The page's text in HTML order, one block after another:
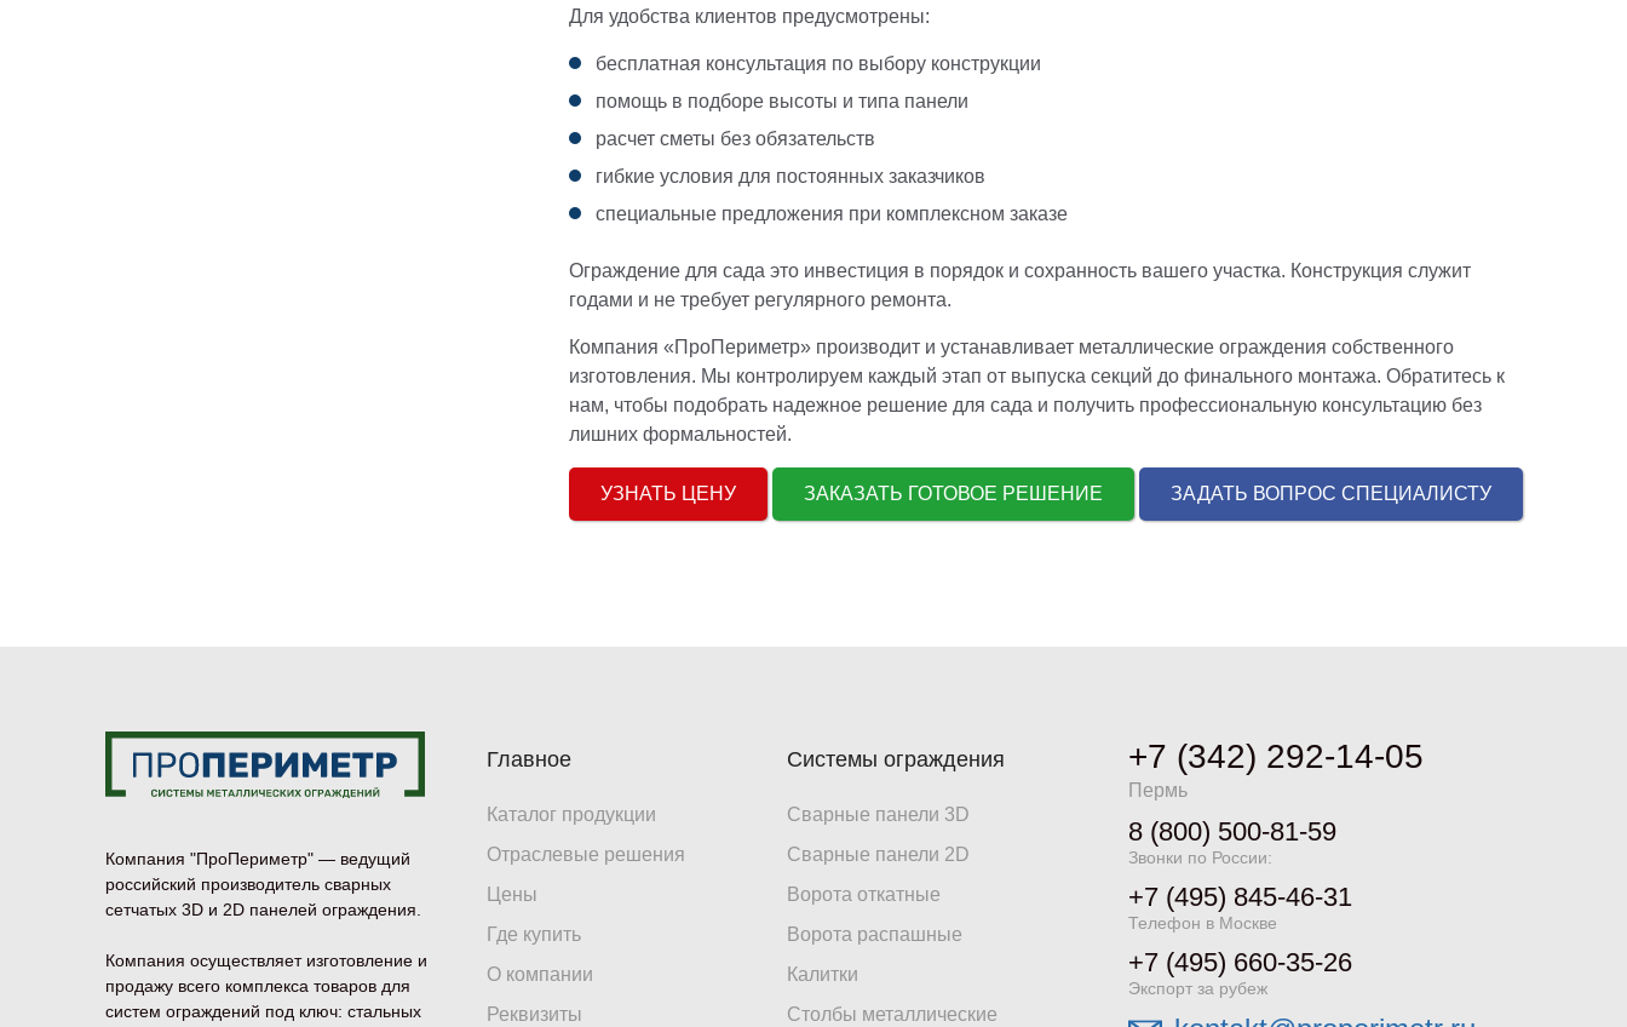
Для удобства клиентов предусмотрены:
бесплатная консультация по выбору конструкции
помощь в подборе высоты и типа панели
расчет сметы без обязательств
гибкие условия для постоянных заказчиков
специальные предложения при комплексном заказе
Ограждение для сада это инвестиция в порядок и сохранность вашего участка. Конструкция служит
годами и не требует регулярного ремонта.
Компания «ПроПериметр» производит и устанавливает металлические ограждения собственного
изготовления. Мы контролируем каждый этап от выпуска секций до финального монтажа. Обратитесь к
нам, чтобы подобрать надежное решение для сада и получить профессиональную консультацию без
лишних формальностей.
УЗНАТЬ ЦЕНУ ЗАКАЗАТЬ ГОТОВОЕ РЕШЕНИЕ ЗАДАТЬ ВОПРОС СПЕЦИАЛИСТУ
Компания "ПроПериметр" — ведущий
российский производитель сварных
сетчатых 3D и 2D панелей ограждения.
Компания осуществляет изготовление и
продажу всего комплекса товаров для
систем ограждений под ключ: стальных
Главное
Каталог продукции
Отраслевые решения
Цены
Где купить
О компании
Реквизиты
Системы ограждения
Сварные панели 3D
Сварные панели 2D
Ворота откатные
Ворота распашные
Калитки
Столбы металлические
+7 (342) 292-14-05
Пермь
8 (800) 500-81-59
Звонки по России:
+7 (495) 845-46-31
Телефон в Москве
+7 (495) 660-35-26
Экспорт за рубеж